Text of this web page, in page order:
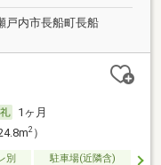
戸内市長船町長船
1ヶ月
2）
別 駐車場(近隣含)